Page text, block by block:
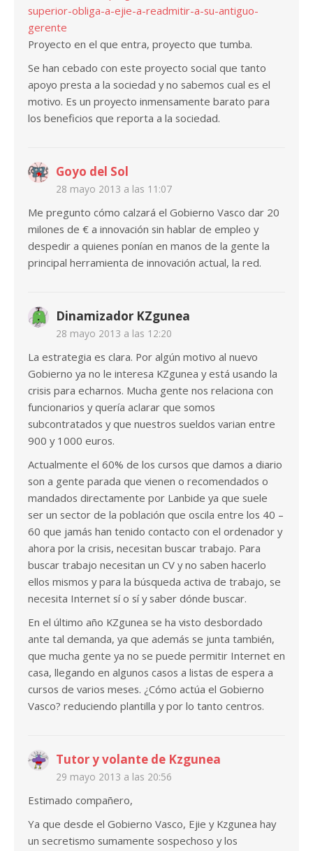
superior-obliga-a-ejie-a-readmitir-a-su-antiguo-
gerente
Proyecto en el que entra, proyecto que tumba.
Se han cebado con este proyecto social que tanto
apoyo presta a la sociedad y no sabemos cual es el
motivo. Es un proyecto inmensamente barato para
los beneficios que reporta a la sociedad.
Goyo del Sol
28 mayo 2013 a las 11:07
Me pregunto cómo calzará el Gobierno Vasco dar 20
milones de € a innovación sin hablar de empleo y
despedir a quienes ponían en manos de la gente la
principal herramienta de innovación actual, la red.
Dinamizador KZgunea
28 mayo 2013 a las 12:20
La estrategia es clara. Por algún motivo al nuevo
Gobierno ya no le interesa KZgunea y está usando la
crisis para echarnos. Mucha gente nos relaciona con
funcionarios y quería aclarar que somos
subcontratados y que nuestros sueldos varian entre
900 y 1000 euros.
Actualmente el 60% de los cursos que damos a diario
son a gente parada que vienen o recomendados o
mandados directamente por Lanbide ya que suele
ser un sector de la población que oscila entre los 40 –
60 que jamás han tenido contacto con el ordenador y
ahora por la crisis, necesitan buscar trabajo. Para
buscar trabajo necesitan un CV y no saben hacerlo
ellos mismos y para la búsqueda activa de trabajo, se
necesita Internet sí o sí y saber dónde buscar.
En el último año KZgunea se ha visto desbordado
ante tal demanda, ya que además se junta también,
que mucha gente ya no se puede permitir Internet en
casa, llegando en algunos casos a listas de espera a
cursos de varios meses. ¿Cómo actúa el Gobierno
Vasco? reduciendo plantilla y por lo tanto centros.
Tutor y volante de Kzgunea
29 mayo 2013 a las 20:56
Estimado compañero,
Ya que desde el Gobierno Vasco, Ejie y Kzgunea hay
un secretismo sumamente sospechoso y los